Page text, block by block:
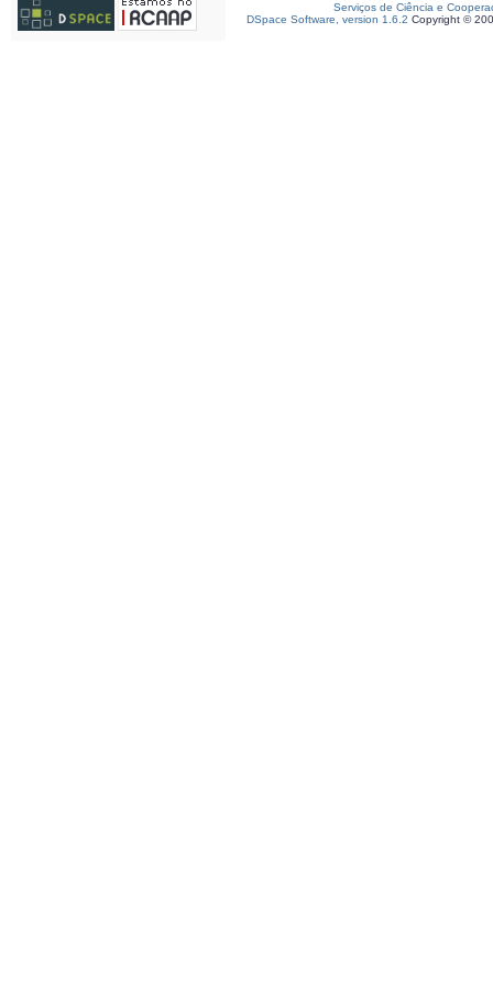
Serviços de Ciência e
DSpace Software, version 1.6.2 Copyright ©